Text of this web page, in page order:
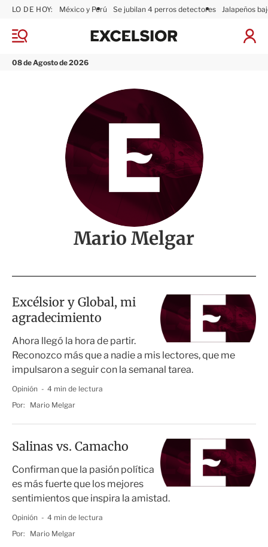
M
n
08 de Agosto de 2026
LO DE HOY: México y Perú Se jubilan 4 perros detectores Jalapeños
I
x
o
Mario Melgar
Excélsior y Global, mi
agradecimiento
Ahora llegó la hora de partir.
Reconozco más que a nadie a mis lectores, que me
impulsaron a seguir con la semanal tarea.
Opinión
4 min de lectura
Por:
Mario Melgar
Salinas vs. Camacho
Confirman que la pasión política
es más fuerte que los mejores
sentimientos que inspira la amistad.
Opinión
4 min de lectura
Por:
Mario Melgar